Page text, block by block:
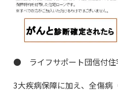
● ライフサポート団信付住
3大疾病保障に加え、全傷病